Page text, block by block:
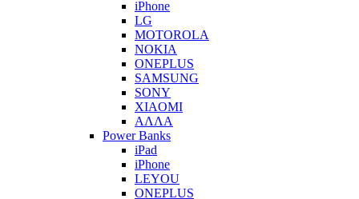
iPhone
LG
MOTOROLA
NOKIA
ONEPLUS
SAMSUNG
SONY
XIAOMI
ΑΛΛΑ
Power Banks
iPad
iPhone
LEYOU
ONEPLUS